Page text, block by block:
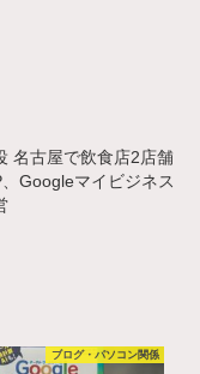
名古屋で飲食店2店舗
Googleマイビジネス
ブログ・パソコン関係